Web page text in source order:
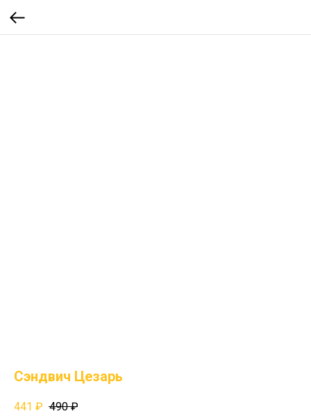
Сэндвич Цезарь
441 ₽ 490 ₽